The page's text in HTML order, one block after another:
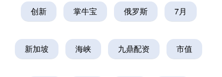
创新 掌牛宝 俄罗斯 7月
新加坡 海峡 九鼎配资 市值